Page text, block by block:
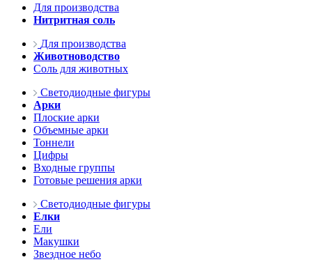
Для производства
Нитритная соль
Для производства
Животноводство
Соль для животных
Светодиодные фигуры
Арки
Плоские арки
Объемные арки
Тоннели
Цифры
Входные группы
Готовые решения арки
Светодиодные фигуры
Елки
Ели
Макушки
Звездное небо